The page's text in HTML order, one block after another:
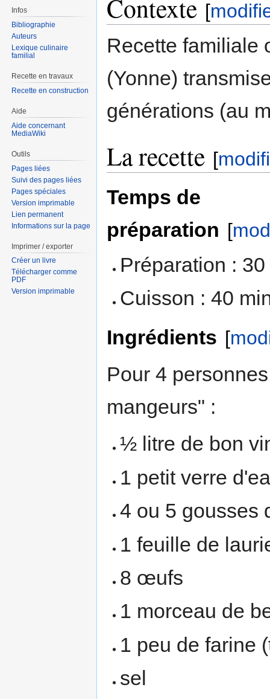
Contexte [
Recette familiale
(Yonne)
générations (au
La recette [
Temps de
préparation [
Préparation :
Cuisson : 40
Ingrédients [
Pour 4
mangeurs" :
½ litre de bon
1 petit verre
4 ou 5 gousses
1 feuille de
8 œufs
1 morceau de
1 peu de farine
sel
Infos
Bibliographie
Auteurs
Lexique culinaire
familial
Recette en travaux
Recette en construction
Aide
Aide concernant
MediaWiki
Outils
Pages liées
Suivi des pages liées
Pages spéciales
Version imprimable
Lien permanent
Informations sur la page
Imprimer / exporter
Créer un livre
Télécharger comme
PDF
Version imprimable